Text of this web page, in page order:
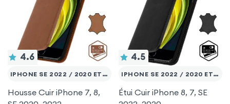
4.6
IPHONE SE 2022 / 2020 ET 8 / 7
Housse Cuir iPhone 7, 8,
4.5
IPHONE SE 2022 / 2020 ET 8 / 7
Étui Cuir iPhone 8, 7, SE